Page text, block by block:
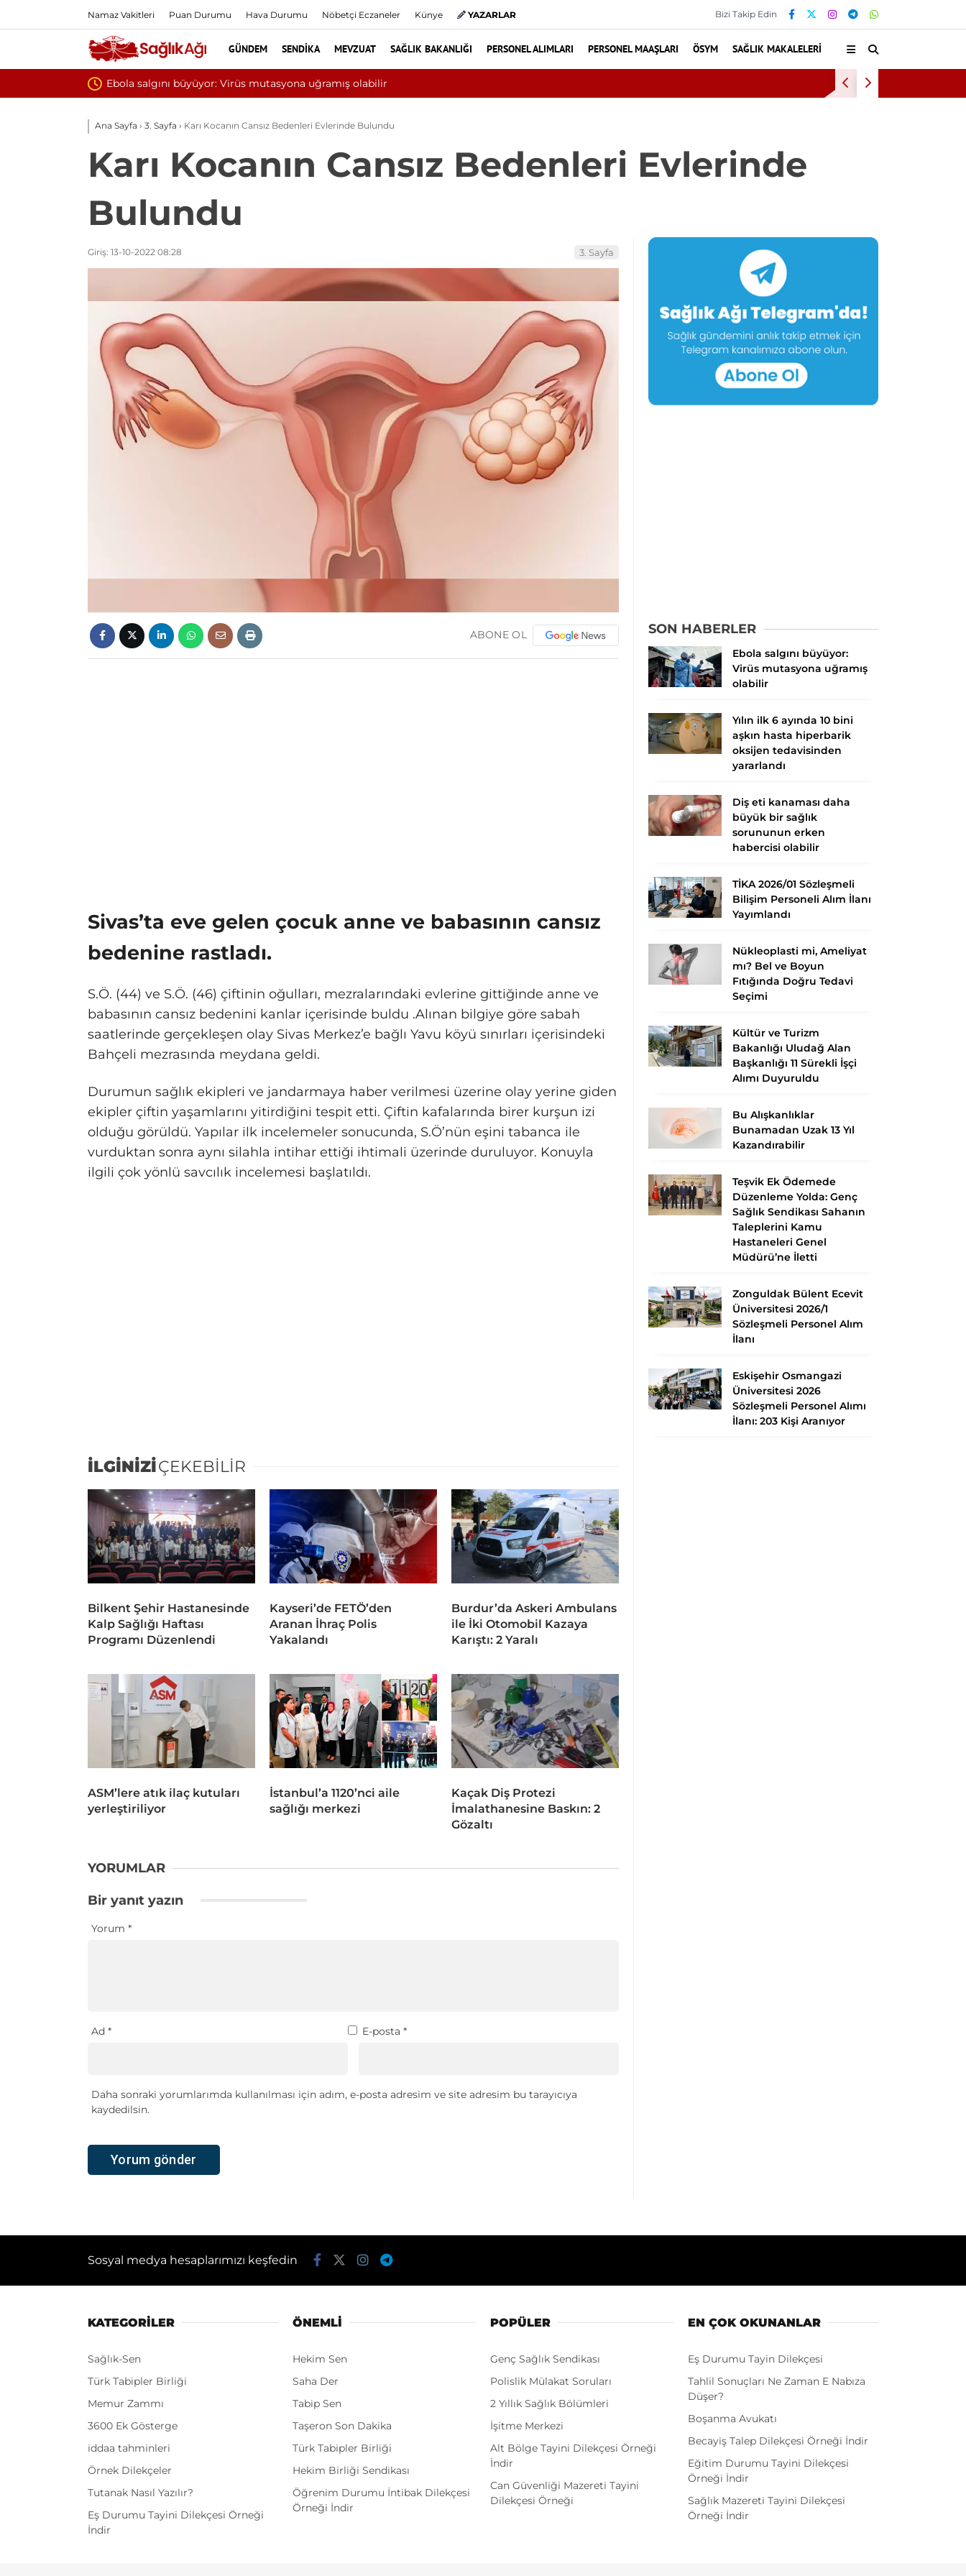
Namaz Vakitleri Puan Durumu Hava Durumu Nöbetçi Eczaneler Künye YAZARLAR Bizi Takip Edin
GÜNDEM SENDIKA MEVZUAT SAĞLIK BAKANLIĞI PERSONEL ALIMLARI PERSONEL MAAŞLARI ÖSYM SAĞLIK MAKALELERI
uğramış olabilir Yılın ilk 6 ayında 10 bini aşkın hasta hiperbarik oksijen tedavisinden yararlandı
Ana Sayfa › 3. Sayfa › Karı Kocanın Cansız Bedenleri Evlerinde Bulundu
Karı Kocanın Cansız Bedenleri Evlerinde
Bulundu
Giriş: 13-10-2022 08:28 3. Sayfa
ABONE OL
Sivas’ta eve gelen çocuk anne ve babasının cansız
bedenine rastladı.
S.Ö. (44) ve S.Ö. (46) çiftinin oğulları, mezralarındaki evlerine gittiğinde anne ve
babasının cansız bedenini kanlar içerisinde buldu .Alınan bilgiye göre sabah
saatlerinde gerçekleşen olay Sivas Merkez’e bağlı Yavu köyü sınırları içerisindeki
Bahçeli mezrasında meydana geldi.
Durumun sağlık ekipleri ve jandarmaya haber verilmesi üzerine olay yerine giden
ekipler çiftin yaşamlarını yitirdiğini tespit etti. Çiftin kafalarında birer kurşun izi
olduğu görüldü. Yapılar ilk incelemeler sonucunda, S.Ö’nün eşini tabanca ile
vurduktan sonra aynı silahla intihar ettiği ihtimali üzerinde duruluyor. Konuyla
ilgili çok yönlü savcılık incelemesi başlatıldı.
İLGİNİZİÇEKEBİLİR
Bilkent Şehir Hastanesinde
Kalp Sağlığı Haftası
Programı Düzenlendi
Kayseri’de FETÖ’den
Aranan İhraç Polis
Yakalandı
Burdur’da Askeri Ambulans
ile İki Otomobil Kazaya
Karıştı: 2 Yaralı
ASM’lere atık ilaç kutuları
yerleştiriliyor
İstanbul’a 1120’nci aile
sağlığı merkezi
Kaçak Diş Protezi
İmalathanesine Baskın: 2
Gözaltı
YORUMLAR
Bir yanıt yazın
Yorum *
Ad * E-posta *
Daha sonraki yorumlarımda kullanılması için adım, e-posta adresim ve site adresim bu tarayıcıya
kaydedilsin.
SON HABERLER
Ebola salgını büyüyor:
Virüs mutasyona uğramış
olabilir
Yılın ilk 6 ayında 10 bini
aşkın hasta hiperbarik
oksijen tedavisinden
yararlandı
Diş eti kanaması daha
büyük bir sağlık
sorununun erken
habercisi olabilir
TİKA 2026/01 Sözleşmeli
Bilişim Personeli Alım İlanı
Yayımlandı
Nükleoplasti mi, Ameliyat
mı? Bel ve Boyun
Fıtığında Doğru Tedavi
Seçimi
Kültür ve Turizm
Bakanlığı Uludağ Alan
Başkanlığı 11 Sürekli İşçi
Alımı Duyuruldu
Bu Alışkanlıklar
Bunamadan Uzak 13 Yıl
Kazandırabilir
Teşvik Ek Ödemede
Düzenleme Yolda: Genç
Sağlık Sendikası Sahanın
Taleplerini Kamu
Hastaneleri Genel
Müdürü’ne İletti
Zonguldak Bülent Ecevit
Üniversitesi 2026/1
Sözleşmeli Personel Alım
İlanı
Eskişehir Osmangazi
Üniversitesi 2026
Sözleşmeli Personel Alımı
İlanı: 203 Kişi Aranıyor
Sosyal medya hesaplarımızı keşfedin
KATEGORİLER
Sağlık-Sen
Türk Tabipler Birliği
Memur Zammı
3600 Ek Gösterge
iddaa tahminleri
Örnek Dilekçeler
Tutanak Nasıl Yazılır?
Eş Durumu Tayini Dilekçesi Örneği
İndir
ÖNEMLI
Hekim Sen
Saha Der
Tabip Sen
Taşeron Son Dakika
Türk Tabipler Birliği
Hekim Birliği Sendikası
Öğrenim Durumu İntibak Dilekçesi
Örneği İndir
POPÜLER
Genç Sağlık Sendikası
Polislik Mülakat Soruları
2 Yıllık Sağlık Bölümleri
İşitme Merkezi
Alt Bölge Tayini Dilekçesi Örneği
İndir
Can Güvenliği Mazereti Tayini
Dilekçesi Örneği
EN ÇOK OKUNANLAR
Eş Durumu Tayin Dilekçesi
Tahlil Sonuçları Ne Zaman E Nabıza
Düşer?
Boşanma Avukatı
Becayiş Talep Dilekçesi Örneği İndir
Eğitim Durumu Tayini Dilekçesi
Örneği İndir
Sağlık Mazereti Tayini Dilekçesi
Örneği İndir